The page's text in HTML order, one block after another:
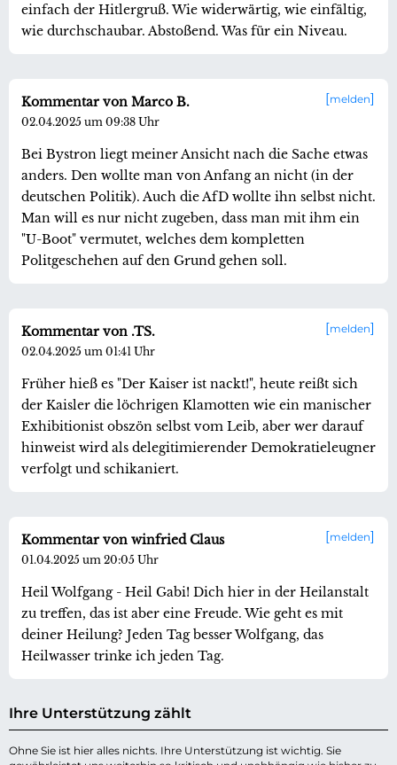
einfach der Hitlergruß. Wie widerwärtig, wie einfältig,
wie durchschaubar. Abstoßend. Was für ein Niveau.
melden
Kommentar von Marco B.
02.04.2025 um 09:38 Uhr
Bei Bystron liegt meiner Ansicht nach die Sache etwas
anders. Den wollte man von Anfang an nicht (in der
deutschen Politik). Auch die AfD wollte ihn selbst nicht.
Man will es nur nicht zugeben, dass man mit ihm ein
"U-Boot" vermutet, welches dem kompletten
Politgeschehen auf den Grund gehen soll.
melden
Kommentar von .TS.
02.04.2025 um 01:41 Uhr
Früher hieß es "Der Kaiser ist nackt!", heute reißt sich
der Kaisler die löchrigen Klamotten wie ein manischer
Exhibitionist obszön selbst vom Leib, aber wer darauf
hinweist wird als delegitimierender Demokratieleugner
verfolgt und schikaniert.
melden
Kommentar von winfried Claus
01.04.2025 um 20:05 Uhr
Heil Wolfgang - Heil Gabi! Dich hier in der Heilanstalt
zu treffen, das ist aber eine Freude. Wie geht es mit
deiner Heilung? Jeden Tag besser Wolfgang, das
Heilwasser trinke ich jeden Tag.
Ihre Unterstützung zählt
Ohne Sie ist hier alles nichts. Ihre Unterstützung ist wichtig. Sie